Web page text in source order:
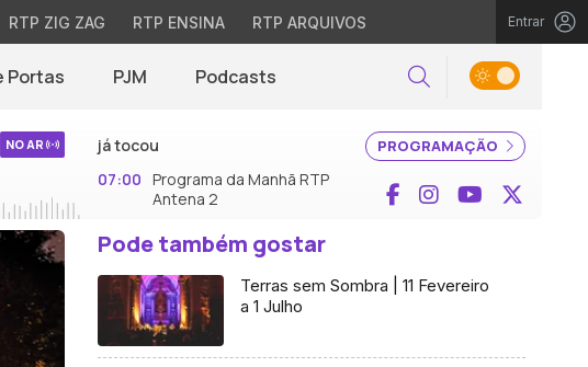
RTP ZIG ZAG RTP ENSINA RTP ARQUIVOS Entrar
Portas PJM Podcasts Pesquisar
NO AR PROGRAMAÇÃO
já tocou
07:00 Programa da Manhã RTP
Antena 2
Facebook
InstagramYouTube
Pode também gostar
Terras sem Sombra | 11 Fevereiro
a 1 Julho